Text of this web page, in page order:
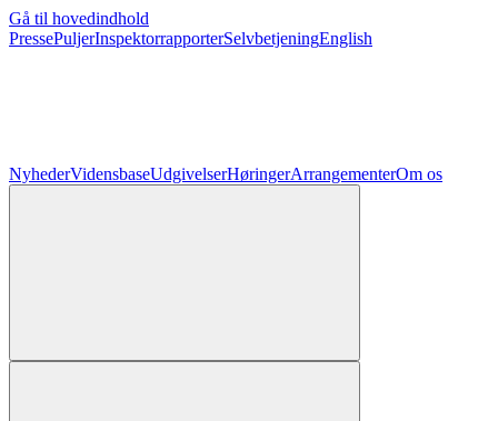
Gå til hovedindhold
PressePuljerInspektorrapporterSelvbetjeningEnglish
NyhederVidensbaseUdgivelserHøringerArrangementerOm os